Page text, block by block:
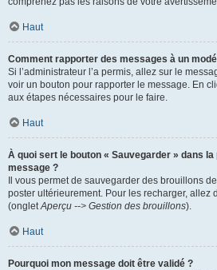
Haut
Comment rapporter des messages à un
Si l’administrateur l’a permis, allez sur le
voir un bouton pour rapporter le message. En
aux étapes nécessaires pour le faire.
Haut
À quoi sert le bouton « Sauvegarder » dans
message ?
Il vous permet de sauvegarder des brouillons
poster ultérieurement. Pour les recharger, allez
(ongletAperçu --> Gestion des brouillons).
Haut
Pourquoi mon message doit être validé ?